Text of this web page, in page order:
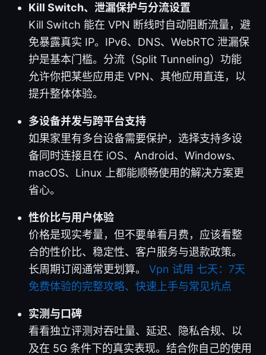
Kill Switch、泄漏保护与分流设置
Kill Switch 能在 VPN 断线时自动阻断流量，避
免暴露真实 IP。IPv6、DNS、WebRTC 泄漏保
护是基本门槛。分流（Split Tunneling）功能
允许你把某些应用走 VPN、其他应用直连，以
提升整体体验。
多设备并发与跨平台支持
如果家里有多台设备需要保护，选择支持多设
备同时连接且在 iOS、Android、Windows、
macOS、Linux 上都能顺畅使用的解决方案更
省心。
性价比与用户体验
价格是现实考量，但不要单看月费，应该看整
合的性价比、稳定性、客户服务与退款政策。
长周期订阅通常更划算。 Vpn 试用 七天：7天
免费体验的完整攻略、快速上手与常见坑点
实测与口碑
看看独立评测对吞吐量、延迟、隐私合规、以
及在 5G 条件下的真实表现。结合你自己的使用